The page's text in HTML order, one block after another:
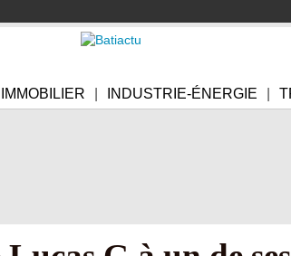
IMMOBILIER INDUSTRIE-ÉNERGIE